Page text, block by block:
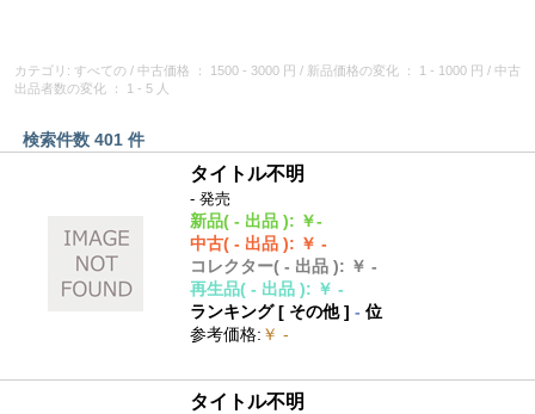
カテゴリ: すべての / 中古価格 ： 1500 - 3000 円 / 新品価格の変化 ： 1 - 1000 円 / 中古
出品者数の変化
： 1 - 5 人
検索件数 401 件
タイトル不明
- 発売
新品( - 出品 ): ￥-
中古( - 出品 ): ￥ -
コレクター( - 出品 ): ￥ -
再生品( - 出品 ): ￥ -
ランキング [ その他]- 位
参考価格: ￥ -
タイトル不明